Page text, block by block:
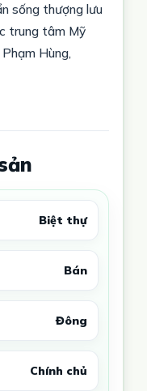
sống thượng lưu
trung tâm Mỹ
Hùng,
Biệt thự
Bán
Đông
Chính chủ